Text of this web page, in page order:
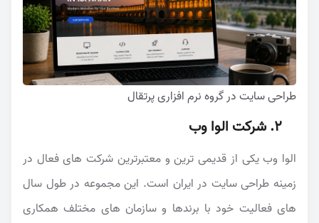
طراحی سایت در گروه نرم افزاری پرتقال
2. شرکت الوا وب
الوا وب یکی از قدیمی ترین و معتبرترین شرکت های فعال در
زمینه طراحی سایت در ایران است. این مجموعه در طول سال
های فعالیت خود با برندها و سازمان های مختلف همکاری